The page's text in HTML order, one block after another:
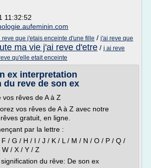
11:32:52
reve que j'etais enceinte d'une fille / j'ai reve que
ma vie j'ai reve d'etre / j ai reve
qu'elle etait enceinte
ex interpretation
reve de son ex
rêves de A à Z
vos rêves de A à Z avec notre
gratuit, en ligne.
par la lettre :
/ G / H / I / J / K / L / M / N / O / P / Q /
/ X / Y / Z
du rêve: De son ex